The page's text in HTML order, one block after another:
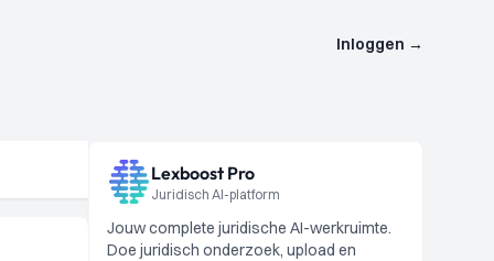
Inloggen →
Lexboost Pro
Juridisch AI-platform
Jouw complete juridische AI-werkruimte.
Doe juridisch onderzoek, upload en